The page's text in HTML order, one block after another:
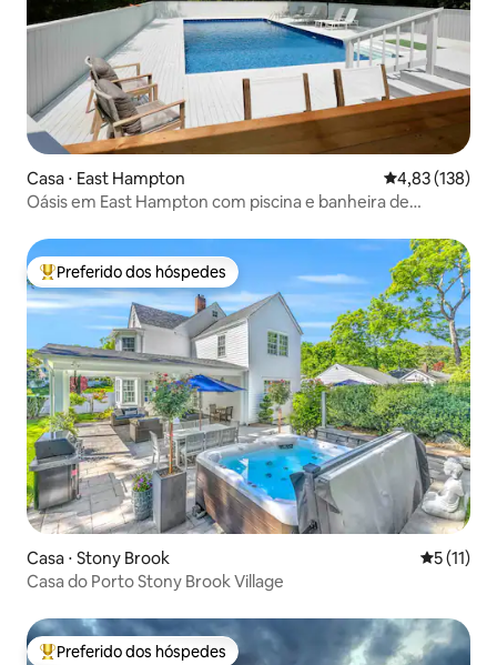
Casa ⋅ East Hampton 4,83 de uma
4,83 (138)
Oásis em East Hampton com piscina e banheira de
Entre os melhores preferidos dos hóspedes
Preferido dos hóspedes
Casa ⋅ Stony Brook 5 de uma
5 (11)
Casa do Porto Stony Brook Village
Preferido dos hóspedes